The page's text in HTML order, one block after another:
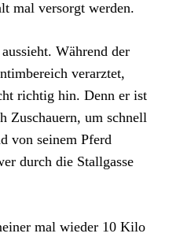
mal versorgt werden.
Während der
verarztet,
richtig hin. Denn er ist
Zuschauern, um schnell
von seinem Pferd
durch die Stallgasse
mal wieder 10 Kilo